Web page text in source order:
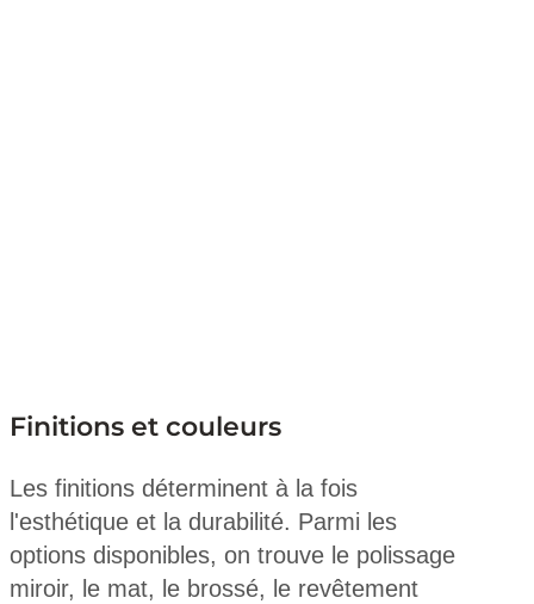
Finitions et couleurs
Les finitions déterminent à la fois
l'esthétique et la durabilité. Parmi les
options disponibles, on trouve le polissage
miroir, le mat, le brossé, le revêtement